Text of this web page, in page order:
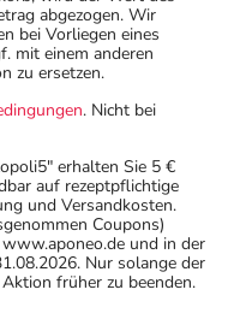
abgezogen. Wir
bei Vorliegen eines
mit einem anderen
zu ersetzen.
. Nicht bei
erhalten Sie 5 €
auf rezeptpflichtige
und Versandkosten.
Coupons)
und in der
Nur solange der
früher zu beenden.